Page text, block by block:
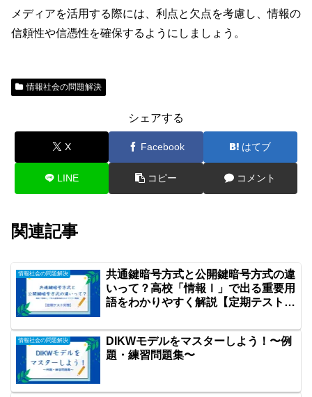
メディアを活用する際には、利点と欠点を考慮し、情報の
信頼性や信憑性を確保するようにしましょう。
情報社会の問題解決
シェアする
X Facebook はてブ
LINE コピー コメント
関連記事
情報社会の問題解決
共通鍵暗号方式と公開鍵暗号方式の違
いって？高校「情報Ⅰ」で出る重要用
語をわかりやすく解説【定期テスト対
情報社会の問題解決
DIKWモデルをマスターしよう！〜例
題・練習問題集〜